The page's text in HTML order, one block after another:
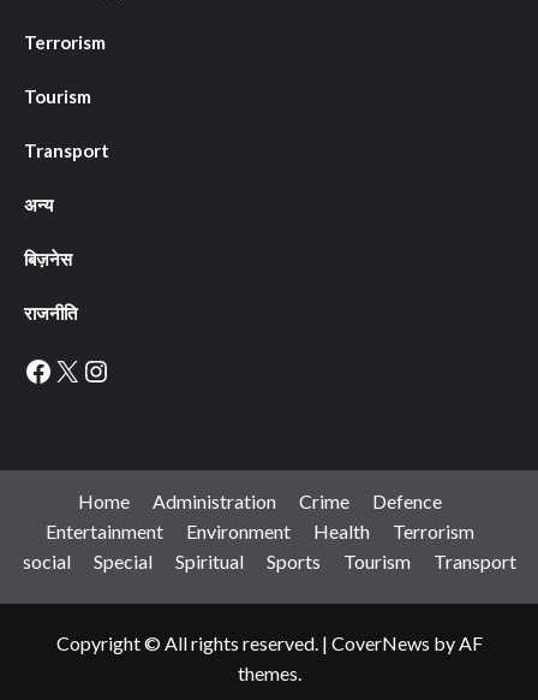
Terrorism
Tourism
Transport
अन्य
बिज़नेस
राजनीति
Facebook
X Instagram
Home Administration Crime
Defence
Entertainment
Environment Health
Terrorism
social
Special Spiritual Sports Tourism Transport
Copyright © All rights reserved. | CoverNews by AF
themes.